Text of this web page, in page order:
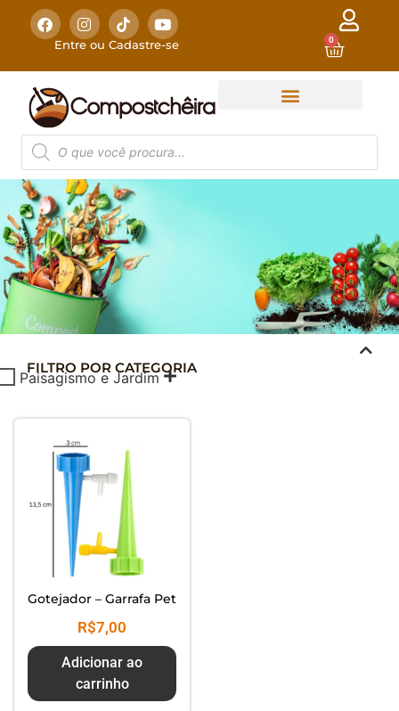
Entre ou Cadastre-se 0
COMPOSTAGEM
DOMÉSTICA
seu Jardim - Cuide do Planeta
FILTRO POR CATEGORIA
Paisagismo e Jardim
Gotejador – Garrafa Pet
R$7,00
Adicionar ao
carrinho